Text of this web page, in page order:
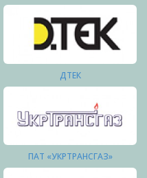
ДТЕК
ПАТ «УКРТРАНСГАЗ»